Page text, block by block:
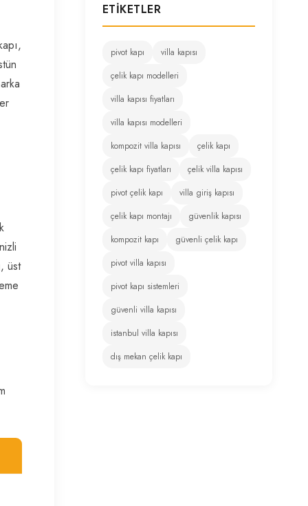
üst
ETIKETLER
pivot kapı
villa kapısı
çelik kapı modelleri
villa kapısı fiyatları
villa kapısı modelleri
kompozit villa kapısı
çelik kapı
çelik kapı fiyatları
çelik villa kapısı
pivot çelik kapı
villa giriş kapısı
çelik kapı montajı
güvenlik kapısı
kompozit kapı
güvenli çelik kapı
pivot villa kapısı
pivot kapı sistemleri
güvenli villa kapısı
istanbul villa kapısı
dış mekan çelik kapı